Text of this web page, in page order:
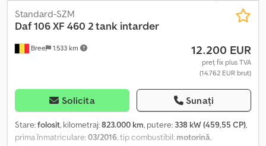
Bree 1.533 km
Standard-SZM
Daf106 XF 460 2 tank intarder
12.200 EUR
preț fix plus TVA
(14.762 EUR brut)
Solicita Sunați
Stare:folosit, kilometraj:823.000 km, putere: 338 kW (459,55 CP),
prima înmatriculare:03/2016, tip combustibil: motorină,